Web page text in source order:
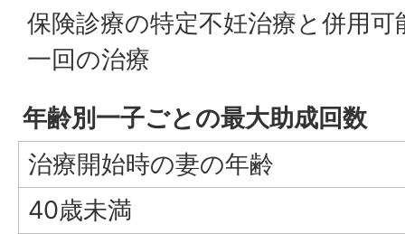
保険診療の特定不妊治療と併用
一回の治療
年齢別一子ごとの最大助成回数
治療開始時の妻の年齢
40歳未満